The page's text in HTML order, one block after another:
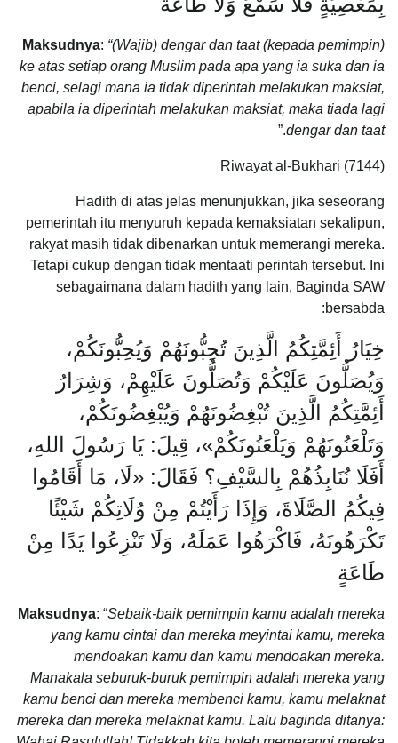
Maksudnya: “(Wajib) dengar dan taat (kepada pemimpin)
ke atas setiap orang Muslim pada apa yang ia suka dan ia
benci, selagi mana ia tidak diperintah melakukan maksiat,
apabila ia diperintah melakukan maksiat, maka tiada lagi
dengar dan taat
.”
Riwayat al-Bukhari (7144)
Hadith di atas jelas menunjukkan, jika seseorang
pemerintah itu menyuruh kepada kemaksiatan sekalipun,
rakyat masih tidak dibenarkan untuk memerangi mereka.
Tetapi cukup dengan tidak mentaati perintah tersebut. Ini
sebagaimana dalam hadith yang lain, Baginda SAW
bersabda:
خِيَارُ أَئِمَّتِكُمُ الَّذِينَ تُحِبُّونَهُمْ وَيُحِبُّونَكُمْ،
وَيُصَلُّونَ عَلَيْكُمْ وَتُصَلُّونَ عَلَيْهِمْ، وَشِرَارُ
أَئِمَّتِكُمُ الَّذِينَ تُبْغِضُونَهُمْ وَيُبْغِضُونَكُمْ،
وَتَلْعَنُونَهُمْ وَيَلْعَنُونَكُمْ»، قِيلَ: يَا رَسُولَ اللهِ،
أَفَلَا نُنَابِذُهُمْ بِالسَّيْفِ؟ فَقَالَ: «لَا، مَا أَقَامُوا
فِيكُمُ الصَّلَاةَ، وَإِذَا رَأَيْتُمْ مِنْ وُلَاتِكُمْ شَيْئًا
تَكْرَهُونَهُ، فَاكْرَهُوا عَمَلَهُ، وَلَا تَنْزِعُوا يَدًا مِنْ
طَاعَةٍ
Maksudnya: “Sebaik-baik pemimpin kamu adalah mereka
yang kamu cintai dan mereka meyintai kamu, mereka
mendoakan kamu dan kamu mendoakan mereka.
Manakala seburuk-buruk pemimpin adalah mereka yang
kamu benci dan mereka membenci kamu, kamu melaknat
mereka dan mereka melaknat kamu. Lalu baginda ditanya: